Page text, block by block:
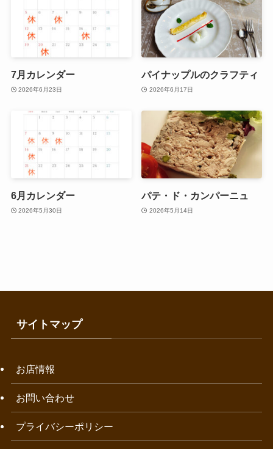
7月カレンダー
2026年6月23日
パイナップルのクラフティ
2026年6月17日
6月カレンダー
2026年5月30日
パテ・ド・カンパーニュ
2026年5月14日
サイトマップ
お店情報
お問い合わせ
プライバシーポリシー